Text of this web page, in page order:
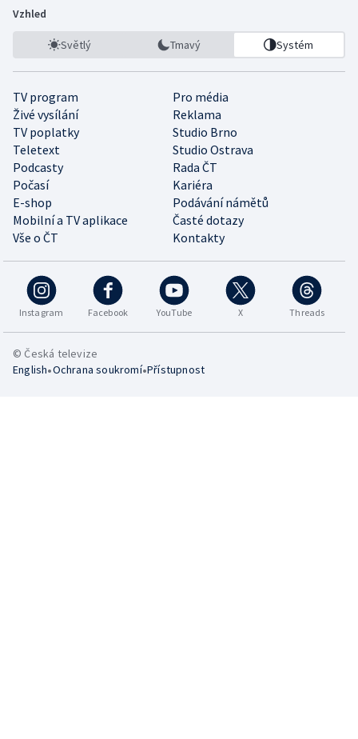
Vzhled
Světlý Tmavý Systém
TV program
Pro média
Živé vysílání
Reklama
TV poplatky
Studio Brno
Teletext
Studio Ostrava
Podcasty
Rada ČT
Počasí
Kariéra
E-shop
Podávání námětů
Mobilní a TV aplikace
Časté dotazy
Vše o ČT
Kontakty
Instagram Facebook YouTube X Threads
© Česká televize
English•Ochrana soukromí•Přístupnost